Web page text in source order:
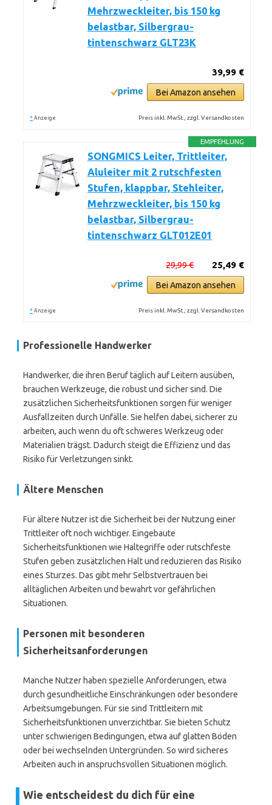
Mehrzweckleiter, bis 150 kg
belastbar, Silbergrau-
tintenschwarz GLT23K
39,99 €
Bei Amazon ansehen
* Anzeige Preis inkl. MwSt., zzgl. Versandkosten
EMPFEHLUNG
SONGMICS Leiter, Trittleiter,
Aluleiter mit 2 rutschfesten
Stufen, klappbar, Stehleiter,
Mehrzweckleiter, bis 150 kg
belastbar, Silbergrau-
tintenschwarz GLT012E01
25,49 €
29,99 €
Bei Amazon ansehen
* Anzeige Preis inkl. MwSt., zzgl. Versandkosten
Professionelle Handwerker
Handwerker, die ihren Beruf täglich auf Leitern ausüben,
brauchen Werkzeuge, die robust und sicher sind. Die
zusätzlichen Sicherheitsfunktionen sorgen für weniger
Ausfallzeiten durch Unfälle. Sie helfen dabei, sicherer zu
arbeiten, auch wenn du oft schweres Werkzeug oder
Materialien trägst. Dadurch steigt die Effizienz und das
Risiko für Verletzungen sinkt.
Ältere Menschen
Für ältere Nutzer ist die Sicherheit bei der Nutzung einer
Trittleiter oft noch wichtiger. Eingebaute
Sicherheitsfunktionen wie Haltegriffe oder rutschfeste
Stufen geben zusätzlichen Halt und reduzieren das Risiko
eines Sturzes. Das gibt mehr Selbstvertrauen bei
alltäglichen Arbeiten und bewahrt vor gefährlichen
Situationen.
Personen mit besonderen
Sicherheitsanforderungen
Manche Nutzer haben spezielle Anforderungen, etwa
durch gesundheitliche Einschränkungen oder besondere
Arbeitsumgebungen. Für sie sind Trittleitern mit
Sicherheitsfunktionen unverzichtbar. Sie bieten Schutz
unter schwierigen Bedingungen, etwa auf glatten Böden
oder bei wechselnden Untergründen. So wird sicheres
Arbeiten auch in anspruchsvollen Situationen möglich.
Wie entscheidest du dich für eine